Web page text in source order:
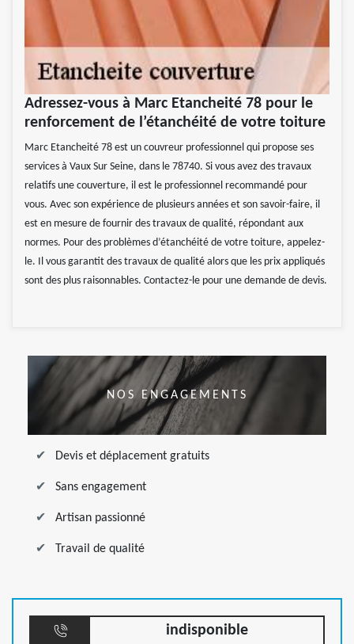
Adressez-vous à Marc Etancheité 78 pour le
renforcement de l’étanchéité de votre toiture
Marc Etancheité 78 est un couvreur professionnel qui propose ses
services à Vaux Sur Seine, dans le 78740. Si vous avez des travaux
relatifs une couverture, il est le professionnel recommandé pour
vous. Avec son expérience de plusieurs années et son savoir-faire, il
est en mesure de fournir des travaux de qualité, répondant aux
normes. Pour des problèmes d’étanchéité de votre toiture, appelez-
le. Il vous garantit des travaux de qualité alors que les prix appliqués
sont des plus raisonnables. Contactez-le pour une demande de devis.
NOS ENGAGEMENTS
Devis et déplacement gratuits
Sans engagement
Artisan passionné
Travail de qualité
indisponible